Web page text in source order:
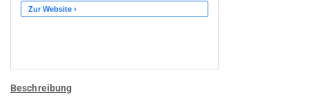
Beschreibung